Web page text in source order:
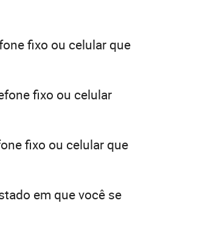
fixo ou celular que
fixo ou celular
fixo ou celular que
em que você se